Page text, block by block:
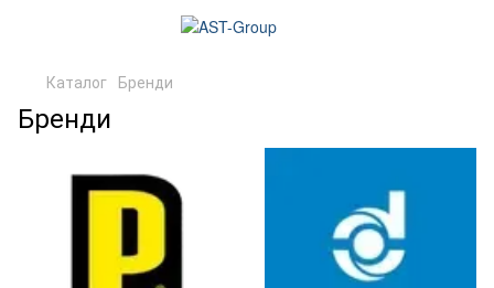
Каталог Бренди
Бренди